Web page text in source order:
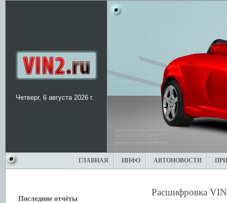
Четверг, 6 августа 2026 г.
ГЛАВНАЯ ИНФО АВТОНОВОСТИ
Последние отчёты
Расшифровка